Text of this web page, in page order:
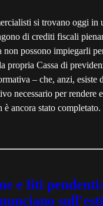
si trovano oggi in
di crediti fiscali
non possono impiegarli
propria Cassa di
– che, anzi, esiste
necessario per rendere
è ancora stato completato.
e liti